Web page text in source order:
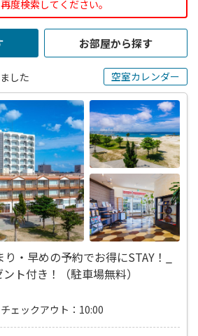
度検索してください。
お部屋から探す
した 空室カレンダー
り・早めの予約でお得にSTAY！_
ト付き！（駐車場無料）
ェックアウト：10:00